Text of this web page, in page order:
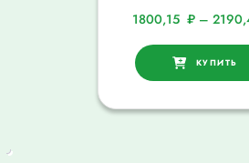
1800,15 ₽ –
КУПИТЬ